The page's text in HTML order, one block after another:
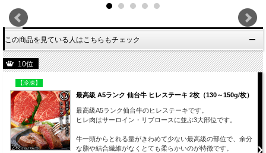
この商品を見ている人はこちらもチェック
10位
【冷凍】
最高級 A5ランク 仙台牛 ヒレステーキ 2枚（130～150g/枚）
最高級A5ランク仙台牛のヒレステーキです。
ヒレ肉はサーロイン・リブロースに並ぶ3大部位です。
牛一頭からとれる量がきわめて少ない最高級の部位で、余分
な脂や結合繊維がなくとても柔らかいのが特徴です。